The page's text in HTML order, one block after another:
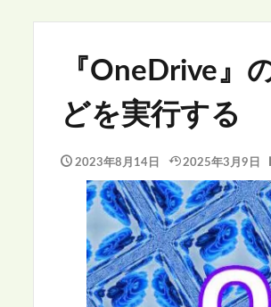
『OneDrive』
どを実行する
2023年8月14日 2025年3月9日